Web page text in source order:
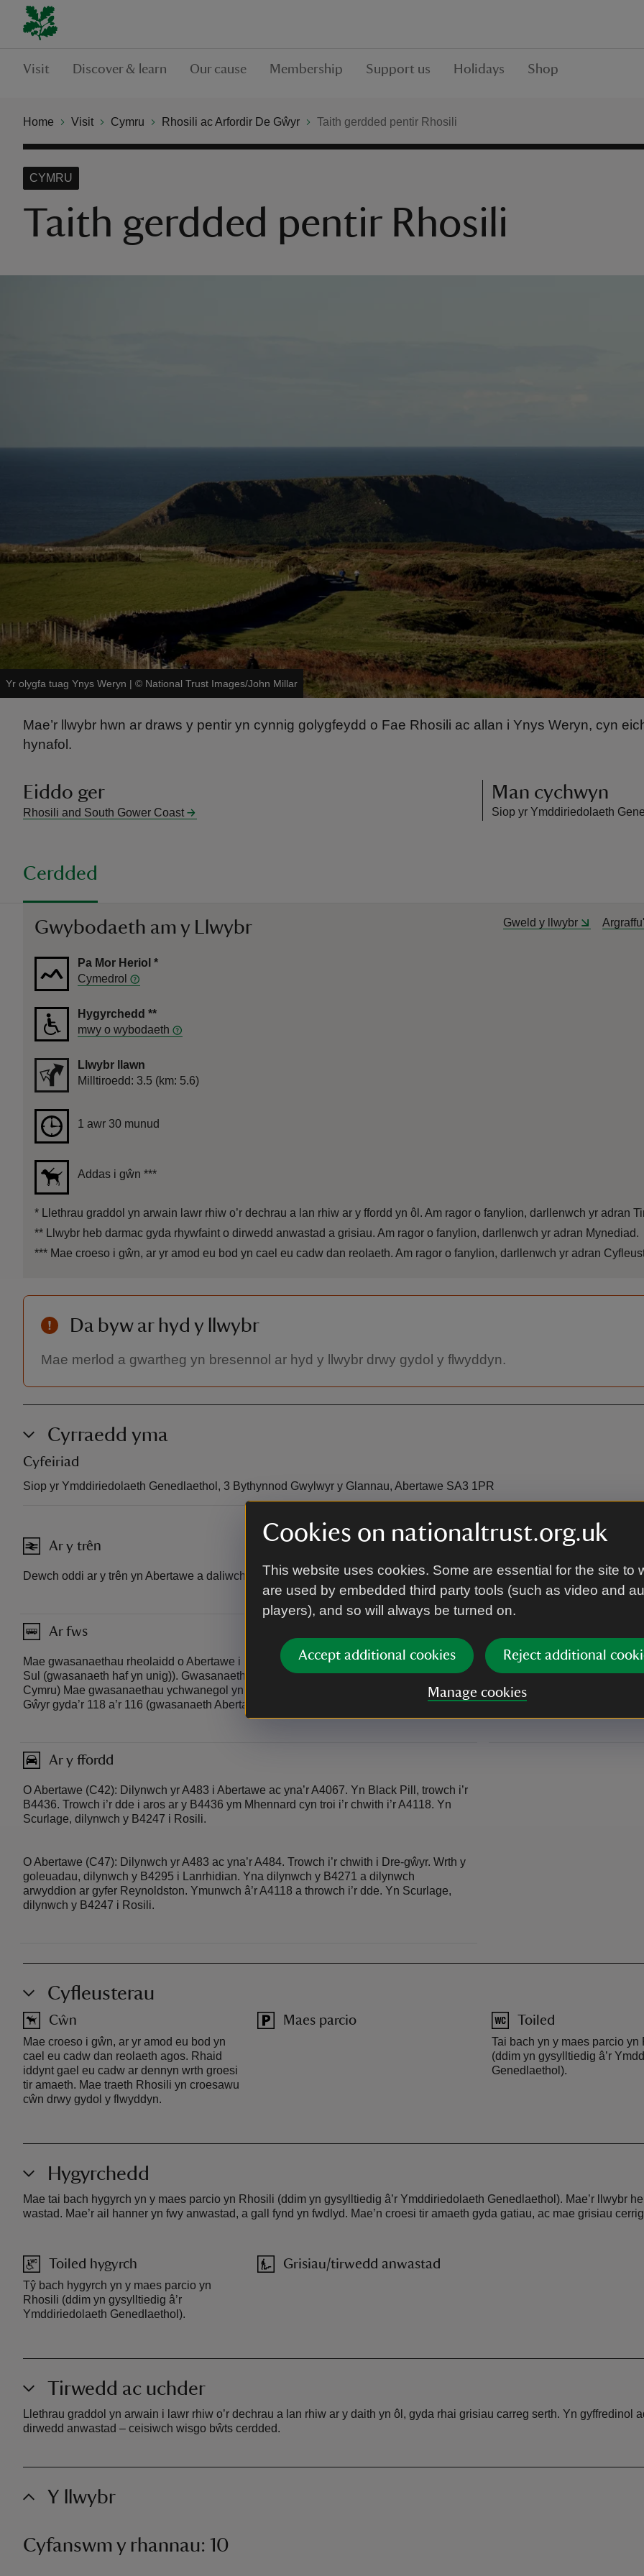
Cookies on nationaltrust.org.uk
This website uses cookies. Some are essential for the site to
are used by embedded third party tools (such as video and
players), and so will always be turned on.
Accept additional cookies Reject additional
Manage cookies
Visit Discover & learn Our cause Membership Support us Holidays Shop
Home Visit Cymru Rhosili ac Arfordir De Gŵyr Taith gerdded pentir Rhosili
Taith gerdded pentir Rhosili
CYMRU
Yr olygfa tuag Ynys Weryn | © National Trust Images/John Millar
Mae’r llwybr hwn ar draws y pentir yn cynnig golygfeydd o Fae Rhosili ac allan i Ynys Weryn, cyn
hynafol.
Eiddo ger
Rhosili and South Gower Coast
Man cychwyn
Siop yr Ymddiriedolaeth
Cerdded
Gwybodaeth am y Llwybr Gweld y llwybr
Pa Mor Heriol *
Cymedrol
Hygyrchedd **
mwy o wybodaeth
Llwybr llawn
Pellter
Milltiroedd: 3.5 (km: 5.6)
Hyd1 awr 30 munud
1 awr 30 munud
Addas i gŵn ***
*
Llethrau graddol yn arwain lawr rhiw o’r dechrau a lan rhiw ar y ffordd yn ôl. Am ragor o fanylion, darllenwch yr adran
**
Llwybr heb darmac gyda rhywfaint o dirwedd anwastad a grisiau. Am ragor o fanylion, darllenwch yr adran Mynediad.
*** Mae croeso i gŵn, ar yr amod eu bod yn cael eu cadw dan reolaeth. Am ragor o fanylion, darllenwch yr adran
Da byw ar hyd y llwybr
Mae merlod a gwartheg yn bresennol ar hyd y llwybr drwy gydol y flwyddyn.
Cyrraedd yma
Cyfeiriad
Siop yr Ymddiriedolaeth Genedlaethol, 3 Bythynnod Gwylwyr y Glannau, Abertawe SA3 1PR
Ar y trên
Dewch oddi ar y trên yn Abertawe a daliwch fws i orsaf fysus Rhosili.
Ar droed
Mae Rhosili ar drothwy
Ar fws
Mae gwasanaethau rheolaidd o Abertawe i Rosili. (Dydd Llun – Dydd Sadwrn, Dydd
Sul (gwasanaeth haf yn unig)). Gwasanaethau 118/119 (NAT) a 114 (Dyddiau Sul First
Cymru) Mae gwasanaethau ychwanegol yn cysylltu ardaloedd tawelach o Benrhyn
Gŵyr gyda’r 118 a’r 116 (gwasanaeth Abertawe-Gogledd Gŵyr).
Dilynwch Lwybr Beicio
honno, dilynwch yr A4118 i
Gŵyr fod yn brysur ac nid
Ar y ffordd
O Abertawe (C42): Dilynwch yr A483 i Abertawe ac yna’r A4067. Yn Black Pill, trowch i’r
B4436. Trowch i’r dde i aros ar y B4436 ym Mhennard cyn troi i’r chwith i’r A4118. Yn
Scurlage, dilynwch y B4247 i Rosili.
O Abertawe (C47): Dilynwch yr A483 ac yna’r A484. Trowch i’r chwith i Dre-gŵyr. Wrth y
goleuadau, dilynwch y B4295 i Lanrhidian. Yna dilynwch y B4271 a dilynwch
arwyddion ar gyfer Reynoldston. Ymunwch â’r A4118 a throwch i’r dde. Yn Scurlage,
dilynwch y B4247 i Rosili.
Cyfleusterau
Cŵn
Mae croeso i gŵn, ar yr amod eu bod yn
cael eu cadw dan reolaeth agos. Rhaid
iddynt gael eu cadw ar dennyn wrth groesi
tir amaeth. Mae traeth Rhosili yn croesawu
cŵn drwy gydol y flwyddyn.
Maes parcio Toiled
Tai bach yn y maes parcio yn
(ddim yn gysylltiedig â’r
Genedlaethol).
Hygyrchedd
Mae tai bach hygyrch yn y maes parcio yn Rhosili (ddim yn gysylltiedig â’r Ymddiriedolaeth Genedlaethol). Mae’r llwybr
wastad. Mae’r ail hanner yn fwy anwastad, a gall fynd yn fwdlyd. Mae’n croesi tir amaeth gyda gatiau, ac mae grisiau
Toiled hygyrch
Tŷ bach hygyrch yn y maes parcio yn
Rhosili (ddim yn gysylltiedig â’r
Ymddiriedolaeth Genedlaethol).
Grisiau/tirwedd anwastad
Tirwedd ac uchder
Llethrau graddol yn arwain i lawr rhiw o’r dechrau a lan rhiw ar y daith yn ôl, gyda rhai grisiau carreg serth. Yn gyffredinol
dirwedd anwastad – ceisiwch wisgo bŵts cerdded.
Y llwybr
Cyfanswm y rhannau: 10